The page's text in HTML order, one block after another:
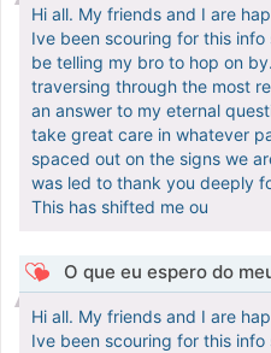
Hi all. My friends and I are
Ive been scouring for this
be telling my bro to hop on
traversing through the most
an answer to my eternal
take great care in whatever
spaced out on the signs we
was led to thank you deeply
This has shifted me ou
O que eu espero do
Hi all. My friends and I are
Ive been scouring for this